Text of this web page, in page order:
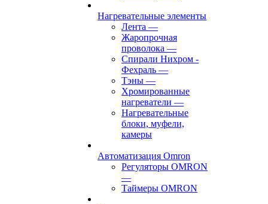
Нагревательные элементы
Лента —
Жаропрочная
проволока —
Спирали Нихром -
Фехраль —
Тэны —
Хромированные
нагреватели —
Нагревательные
блоки, муфели,
камеры
Автоматизация Omron
Регуляторы OMRON
—
Таймеры OMRON